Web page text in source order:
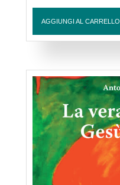
AGGIUNGI AL CARRELLO